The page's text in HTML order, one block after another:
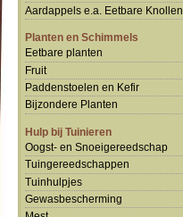
Aardappels e.a. Eetbare Knollen
Planten en Schimmels
Eetbare planten
Fruit
Paddenstoelen en Kefir
Bijzondere Planten
Hulp bij Tuinieren
Oogst- en Snoeigereedschap
Tuingereedschappen
Tuinhulpjes
Gewasbescherming